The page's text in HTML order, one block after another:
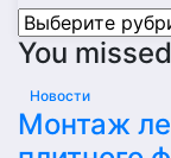
Рубрики
You missed
Новости
Монтаж